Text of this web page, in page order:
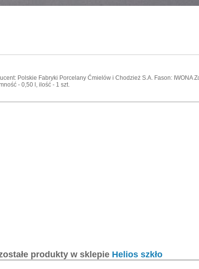
Polskie Fabryki Porcelany Ćmielów i Chodzież S.A. Fason:
- 0,50 l, ilość - 1 szt.
produkty w sklepie Helios szkło